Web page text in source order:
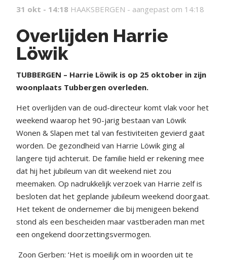
31 okt - 14:18 HAAKSBERGEN - aangepast om 14:18
Overlijden Harrie
Löwik
TUBBERGEN – Harrie Löwik is op 25 oktober in zijn
woonplaats Tubbergen overleden.
Het overlijden van de oud-directeur komt vlak voor het
weekend waarop het 90-jarig bestaan van Löwik
Wonen & Slapen met tal van festiviteiten gevierd gaat
worden. De gezondheid van Harrie Löwik ging al
langere tijd achteruit. De familie hield er rekening mee
dat hij het jubileum van dit weekend niet zou
meemaken. Op nadrukkelijk verzoek van Harrie zelf is
besloten dat het geplande jubileum weekend doorgaat.
Het tekent de ondernemer die bij menigeen bekend
stond als een bescheiden maar vastberaden man met
een ongekend doorzettingsvermogen.
Zoon Gerben: ‘Het is moeilijk om in woorden uit te